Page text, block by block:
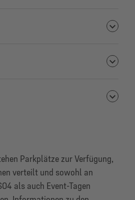
Parkplätze zur Verfügung,
verteilt und sowohl an
als auch Event-Tagen